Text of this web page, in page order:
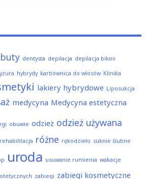
buty dentysta depilacja depilacja bikini
hybrydy karbownica do włosów Klinika
lakiery hybrydowe Liposukcja
medycyna Medycyna estetyczna
obuwie odzież odzież używana
rehabilitacja różne rękodzieło suknie ślubne
uroda usuwanie rumienia wakacje
zabiegi zabiegi kosmetyczne